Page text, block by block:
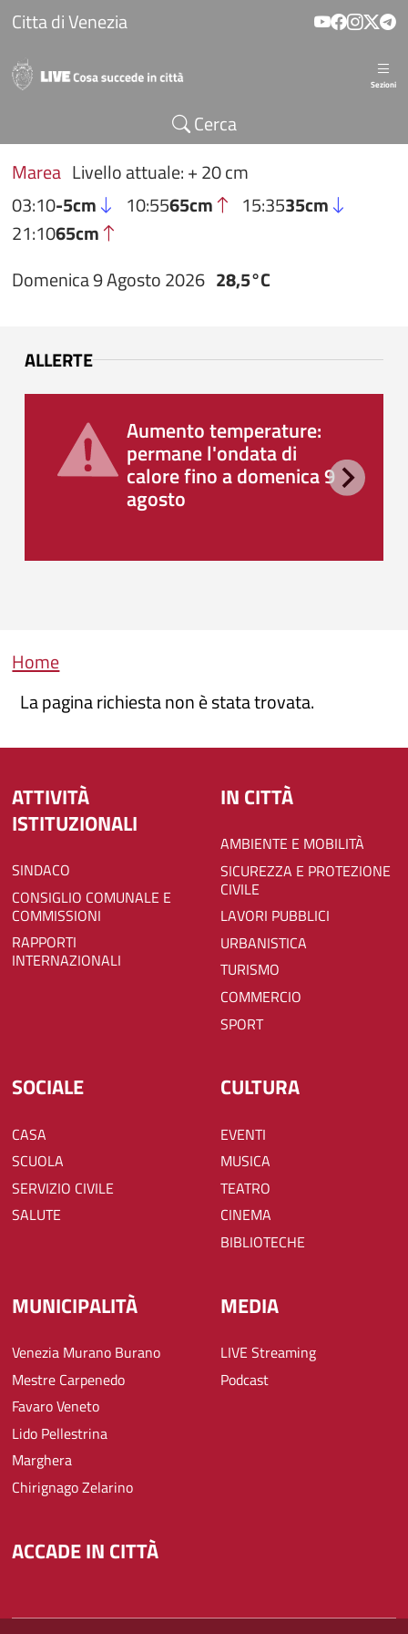
Salta al contenuto principale
Citta di Venezia
Sezioni
Cerca
Marea Livello attuale: + 20 cm
03:10-5cm 10:5565cm 15:3535cm
21:1065cm
Domenica 9 Agosto 2026 28,5°C
ALLERTE
Aumento temperature:
permane l'ondata di
calore fino a domenica 9
agosto
Briciole di pane
Home
La pagina richiesta non è stata trovata.
ATTIVITÀ
ISTITUZIONALI
SINDACO
CONSIGLIO COMUNALE E
COMMISSIONI
RAPPORTI
INTERNAZIONALI
IN CITTÀ
AMBIENTE E MOBILITÀ
SICUREZZA E PROTEZIONE
CIVILE
LAVORI PUBBLICI
URBANISTICA
TURISMO
COMMERCIO
SPORT
SOCIALE
CASA
SCUOLA
SERVIZIO CIVILE
SALUTE
CULTURA
EVENTI
MUSICA
TEATRO
CINEMA
BIBLIOTECHE
MUNICIPALITÀ
Venezia Murano Burano
Mestre Carpenedo
Favaro Veneto
Lido Pellestrina
Marghera
Chirignago Zelarino
MEDIA
LIVE Streaming
Podcast
ACCADE IN CITTÀ